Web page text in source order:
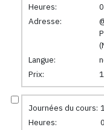
Heures:
Adresse:
Langue:
Prix:
Journées du cours:
Heures: